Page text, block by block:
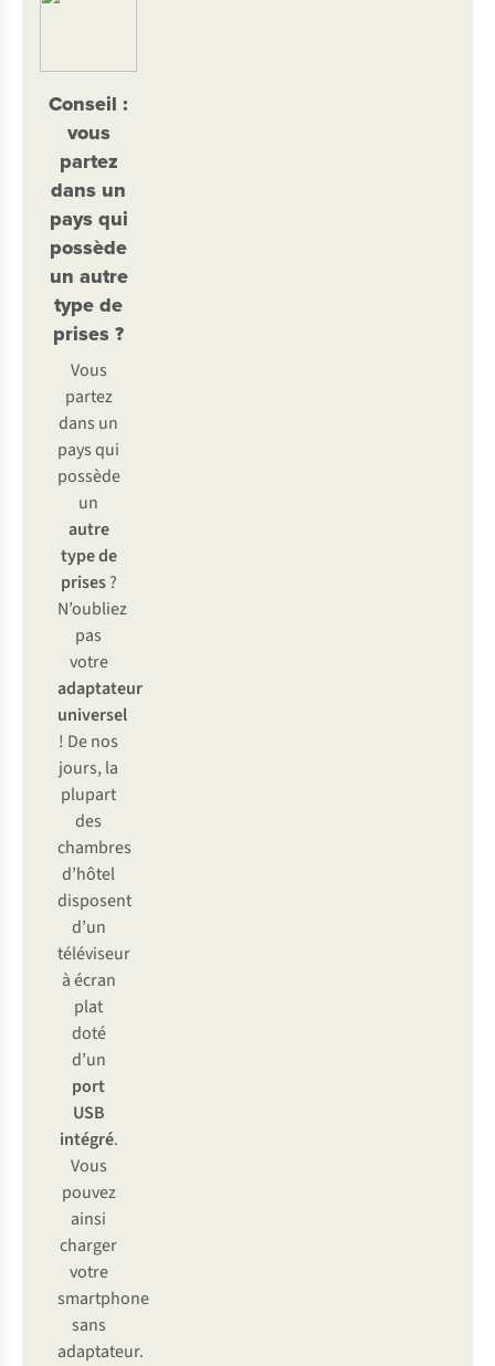
Conseil :
vous
partez
dans un
pays qui
possède
un autre
type de
prises ?
Vous
partez
dans un
pays qui
possède
un
autre
type de
prises?
N’oubliez
pas
votre
adaptateur
universel
! De nos
jours, la
plupart
des
chambres
d’hôtel
disposent
d’un
téléviseur
à écran
plat
doté
d’un
port
USB
intégré.
Vous
pouvez
ainsi
charger
votre
smartphone
sans
adaptateur.